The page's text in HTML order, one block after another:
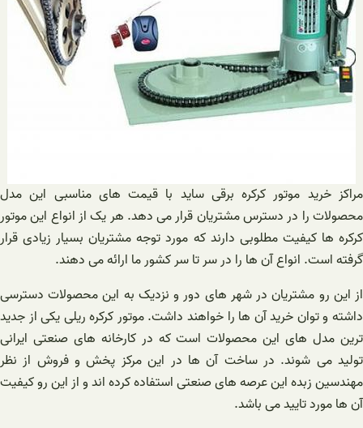
مراکز خرید موتور کرکره برقی ساید با قیمت های مناسبی این مدل
محصولات را در دسترس مشتریان قرار می دهد. هر یک از انواع این موتور
کرکره ها کیفیت مطلوبی دارند که مورد توجه مشتریان بسیار زیادی قرار
گرفته است. انواع آن ها را در سر تا سر کشور ما ارائه می دهند.
از این رو مشتریان در شهر های دور و نزدیک به این محصولات دسترسی
داشته و توان خرید آن ها را خواهند داشت. موتور کرکره ریلی یکی از جدید
ترین مدل های این محصولات است که در کارخانه های صنعتی ایرانی
تولید می شوند. در ساخت آن ها در این مرکز پخش و فروش از نظر
مهندسین زبده این عرصه های صنعتی استفاده کرده اند و از این رو کیفیت
آن ها مورد تایید می باشد.